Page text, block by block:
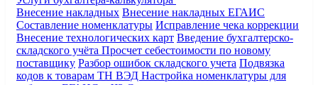
Внесение накладных Внесение накладных ЕГАИС
Составление номенклатуры Исправление чека коррекции
Внесение технологических карт Введение бухгалтерско-
складского учёта Просчет себестоимости по новому
поставщику Разбор ошибок складского учета Подвязка
кодов к товарам ТН ВЭД Настройка номенклатуры для